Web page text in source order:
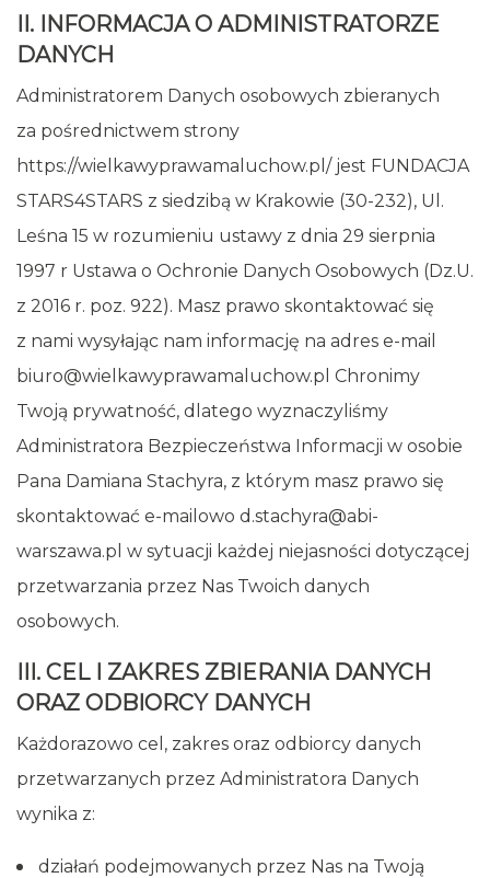
II. INFORMACJA O ADMINISTRATORZE
DANYCH
Administratorem Danych osobowych zbieranych
za pośrednictwem strony
https://wielkawyprawamaluchow.pl/ jest FUNDACJA
STARS4STARS z siedzibą w Krakowie (30-232), Ul.
Leśna 15 w rozumieniu ustawy z dnia 29 sierpnia
1997 r Ustawa o Ochronie Danych Osobowych (Dz.U.
z 2016 r. poz. 922). Masz prawo skontaktować się
z nami wysyłając nam informację na adres e-mail
biuro@wielkawyprawamaluchow.pl Chronimy
Twoją prywatność, dlatego wyznaczyliśmy
Administratora Bezpieczeństwa Informacji w osobie
Pana Damiana Stachyra, z którym masz prawo się
skontaktować e-mailowo d.stachyra@abi-
warszawa.pl w sytuacji każdej niejasności dotyczącej
przetwarzania przez Nas Twoich danych
osobowych.
III. CEL I ZAKRES ZBIERANIA DANYCH
ORAZ ODBIORCY DANYCH
Każdorazowo cel, zakres oraz odbiorcy danych
przetwarzanych przez Administratora Danych
wynika z:
działań podejmowanych przez Nas na Twoją